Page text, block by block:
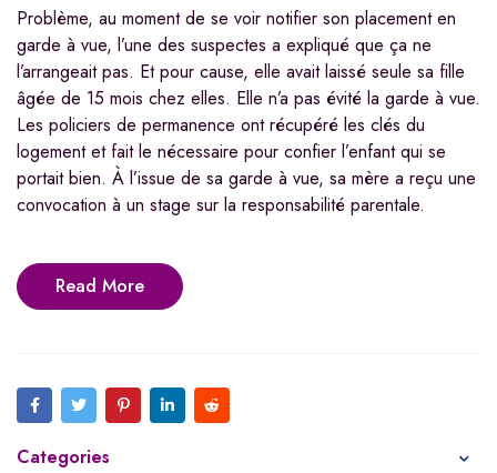
Problème, au moment de se voir notifier son placement en
garde à vue, l’une des suspectes a expliqué que ça ne
l’arrangeait pas. Et pour cause, elle avait laissé seule sa fille
âgée de 15 mois chez elles. Elle n’a pas évité la garde à vue.
Les policiers de permanence ont récupéré les clés du
logement et fait le nécessaire pour confier l’enfant qui se
portait bien. À l’issue de sa garde à vue, sa mère a reçu une
convocation à un stage sur la responsabilité parentale.
Read More
Categories